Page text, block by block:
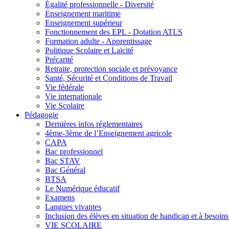
Égalité professionnelle - Diversité
Enseignement maritime
Enseignement supérieur
Fonctionnement des EPL - Dotation ATLS
Formation adulte - Apprentissage
Politique Scolaire et Laïcité
Précarité
Retraite, protection sociale et prévoyance
Santé, Sécurité et Conditions de Travail
Vie fédérale
Vie internationale
Vie Scolaire
Pédagogie
Dernières infos réglementaires
4ème-3ème de l’Enseignement agricole
CAPA
Bac professionnel
Bac STAV
Bac Général
BTSA
Le Numérique éducatif
Examens
Langues vivantes
Inclusion des élèves en situation de handicap et à
VIE SCOLAIRE